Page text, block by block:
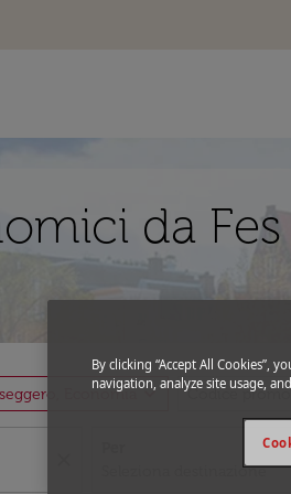
da
Economiaexpand_more Codice
By clicking “Accept All Cookies”,
navigation, analyze site usage,